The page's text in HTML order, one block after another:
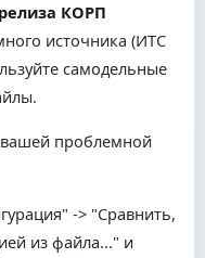
КОРП
источника (ИТС
самодельные
вашей проблемной
-> "Сравнить,
из файла..." и